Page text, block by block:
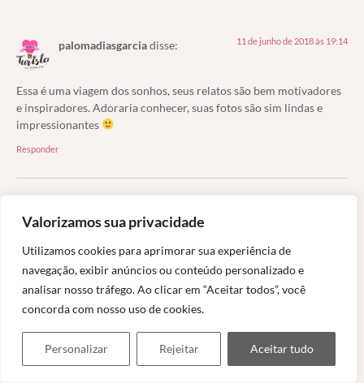
Valorizamos sua privacidade
Utilizamos cookies para aprimorar sua experiência de
navegação, exibir anúncios ou conteúdo personalizado e
analisar nosso tráfego. Ao clicar em “Aceitar todos”, você
concorda com nosso uso de cookies.
Personalizar Rejeitar Aceitar tudo
palomadiasgarciadisse: 11 de junho de 2018 às 19:14
Essa é uma viagem dos sonhos, seus relatos são bem motivadores
e inspiradores. Adoraria conhecer, suas fotos são sim lindas e
impressionantes
Responder
Sim, viagem dos sonhos – e a gente se emociona lá pensando
nisso, a natureza em volta, a quietude, é um destino especial.
Obrigada pelo elogio, eu não fiz muito, o Atacama é o culpado
ahaha.
Responder